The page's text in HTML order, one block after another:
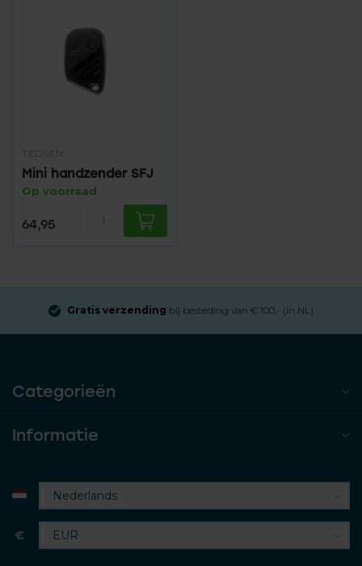
TEDSEN
Mini handzender SFJ
Op voorraad
64,95
Gratis verzending bij besteding van € 100,- (in NL)
Categorieën
Informatie
€